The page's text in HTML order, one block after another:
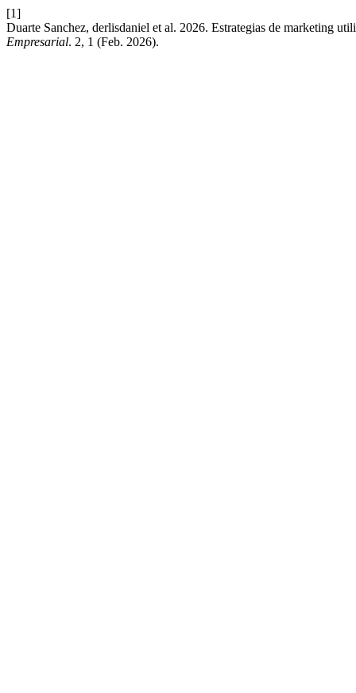
[1]
Duarte Sanchez, derlisdaniel et al. 2026. Estrategias de marketing
Empresarial. 2, 1 (Feb. 2026).